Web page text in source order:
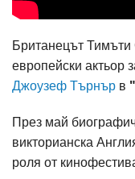
Британецът
европейски актьор
Джоузеф Търнър в
През май
викторианска
роля от